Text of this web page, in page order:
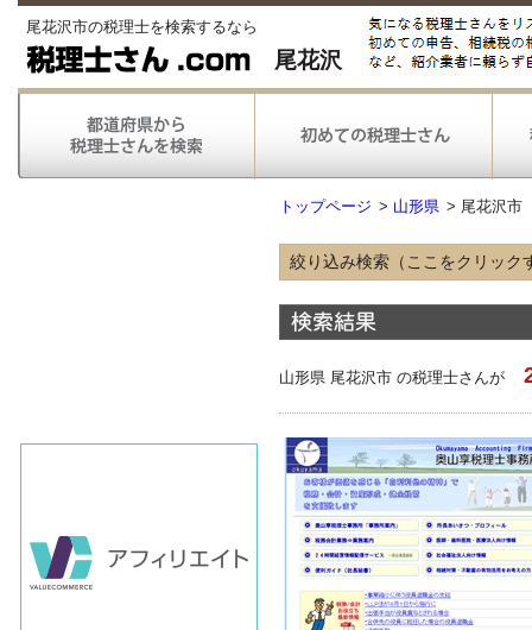
尾花沢市の税理士を検索するなら
尾花沢
トップページ > 山形県 > 尾花沢市
絞り込み検索（ここをクリック
得意な業種
情報通信
不動産
得意な業務
税務申告
税務調査対応
対応可能な
会計ソフト
弥生会計
JDLIBEX出納
山形県 尾花沢市 の税理士さんが